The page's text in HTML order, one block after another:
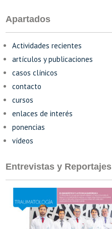
Apartados
Actividades recientes
artículos y publicaciones
casos clínicos
contacto
cursos
enlaces de interés
ponencias
vídeos
Entrevistas y Reportajes